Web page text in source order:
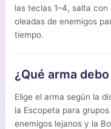
las teclas 1–4, salta
oleadas de enemigos
tiempo.
¿Qué arma
Elige el arma según la
la Escopeta para
enemigos lejanos y la